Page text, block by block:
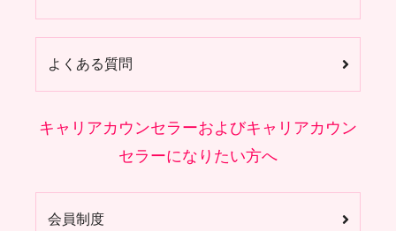
よくある質問
キャリアカウンセラーおよびキャリアカウン
セラーになりたい方へ
会員制度